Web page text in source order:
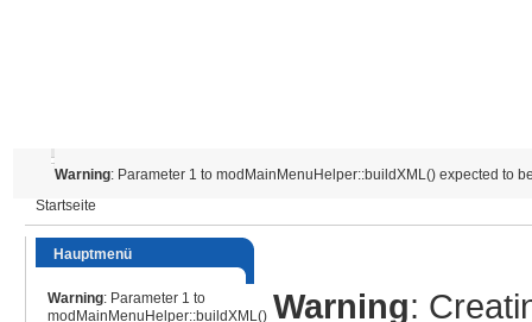
Warning: Parameter 1 to modMainMenuHelper::buildXML() expected to
Startseite
Hauptmenü
Warning: Parameter 1 to
modMainMenuHelper::buildXML() Warning: